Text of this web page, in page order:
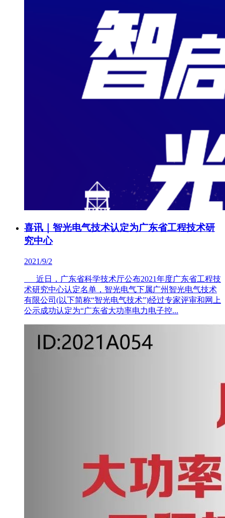
喜讯｜智光电气技术认定为广东省工程技术研
究中心
2021/9/2
近日，广东省科学技术厅公布2021年度广东省工程技
术研究中心认定名单，智光电气下属广州智光电气技术
有限公司(以下简称“智光电气技术”)经过专家评审和网上
公示成功认定为“广东省大功率电力电子控...